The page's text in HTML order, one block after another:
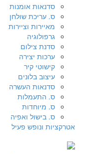
סדנאות אומנות
ס. עריכת שולחן
מאיירות וציירות
גרפולוגיה
סדנת צילום
ערכות יצירה
קישוטי קיר
עיצוב בלונים
סדנאות העשרה
ס. התעמלות
ס. מיוחדות
ס. בישול ואפיה
אטרקציות ונופש פעיל